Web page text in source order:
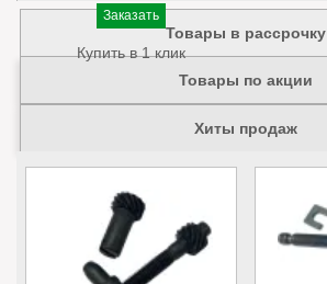
Заказать
Купить в 1 клик
Товары в рассрочку
Товары по акции
Хиты продаж